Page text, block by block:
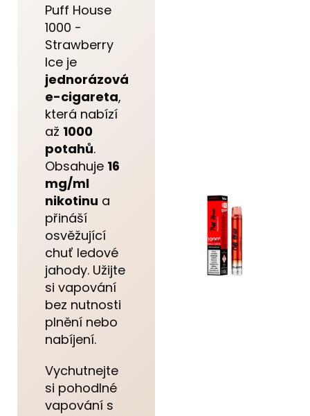
Puff House
1000 -
Strawberry
Ice je
jednorázová
e-cigareta,
která nabízí
až 1000
potahů.
Obsahuje 16
mg/ml
nikotinu a
přináší
osvěžující
chuť ledové
jahody. Užijte
si vapování
bez nutnosti
plnění nebo
nabíjení.
Vychutnejte
si pohodlné
vapování s